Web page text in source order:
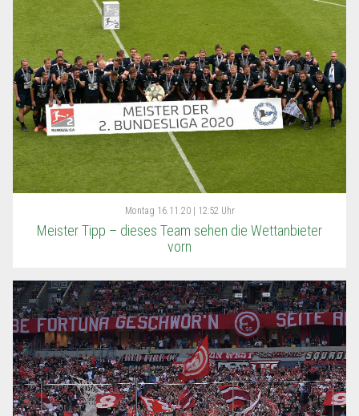
Montag 16.11.20 | 12:52 Uhr
Meister Tipp – dieses Team sehen die Wettanbieter
vorn